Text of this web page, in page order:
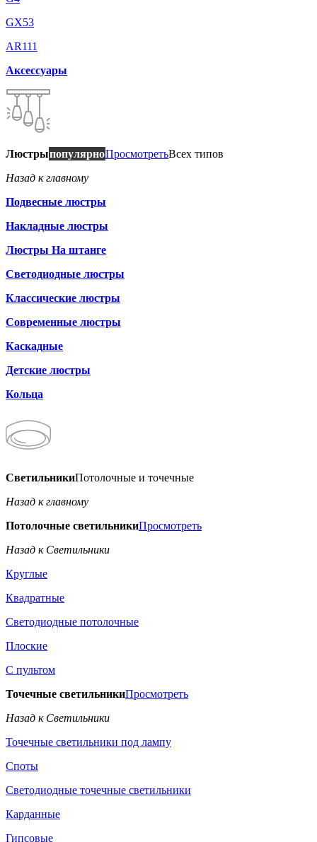
GX53
AR111
Аксессуары
ЛюстрыпопулярноПросмотретьВсех типов
Назад к главному
Подвесные люстры
Накладные люстры
Люстры На штанге
Светодиодные люстры
Классические люстры
Современные люстры
Каскадные
Детские люстры
Кольца
СветильникиПотолочные и точечные
Назад к главному
Потолочные светильникиПросмотреть
Назад к Светильники
Круглые
Квадратные
Светодиодные потолочные
Плоские
С пультом
Точечные светильникиПросмотреть
Назад к Светильники
Точечные светильники под лампу
Споты
Светодиодные точечные светильники
Карданные
Гипсовые